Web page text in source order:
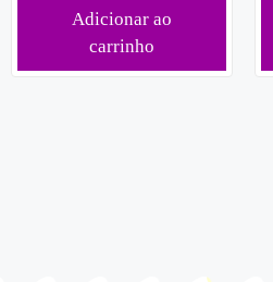
Adicionar ao
carrinho